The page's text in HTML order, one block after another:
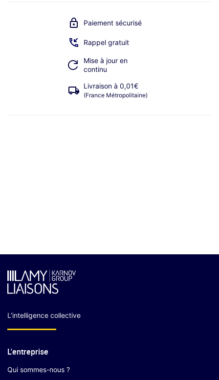
Paiement sécurisé
Rappel gratuit
Mise à jour en
continu
Livraison à 0,01€
(France Métropolitaine)
L’intelligence collective
L'entreprise
Qui sommes-nous ?